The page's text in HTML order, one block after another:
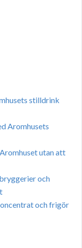
stilldrink
Aromhusets
utan att
och
och frigör